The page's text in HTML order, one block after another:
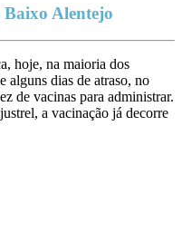
Alentejo
hoje, na maioria dos
alguns dias de atraso, no
de vacinas para administrar.
a vacinação já decorre